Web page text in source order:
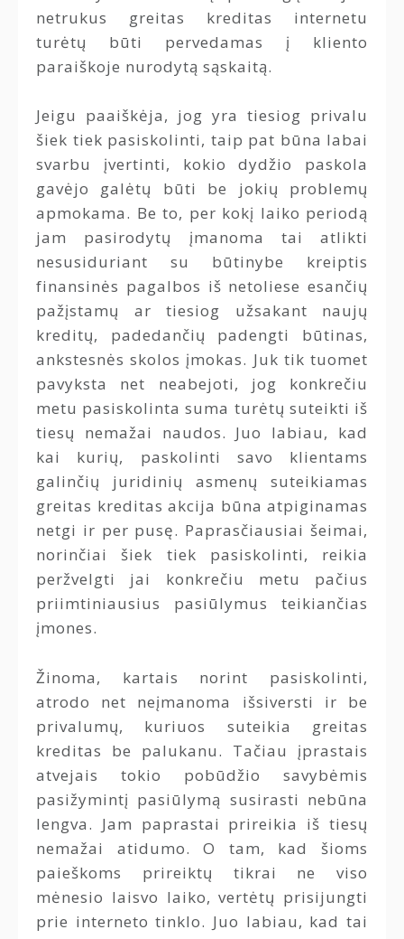
netrukus greitas kreditas internetu
turėtų būti pervedamas į kliento
paraiškoje nurodytą sąskaitą.
Jeigu paaiškėja, jog yra tiesiog privalu
šiek tiek pasiskolinti, taip pat būna labai
svarbu įvertinti, kokio dydžio paskola
gavėjo galėtų būti be jokių problemų
apmokama. Be to, per kokį laiko periodą
jam pasirodytų įmanoma tai atlikti
nesusiduriant su būtinybe kreiptis
finansinės pagalbos iš netoliese esančių
pažįstamų ar tiesiog užsakant naujų
kreditų, padedančių padengti būtinas,
ankstesnės skolos įmokas. Juk tik tuomet
pavyksta net neabejoti, jog konkrečiu
metu pasiskolinta suma turėtų suteikti iš
tiesų nemažai naudos. Juo labiau, kad
kai kurių, paskolinti savo klientams
galinčių juridinių asmenų suteikiamas
greitas kreditas akcija būna atpiginamas
netgi ir per pusę. Paprasčiausiai šeimai,
norinčiai šiek tiek pasiskolinti, reikia
peržvelgti jai konkrečiu metu pačius
priimtiniausius pasiūlymus teikiančias
įmones.
Žinoma, kartais norint pasiskolinti,
atrodo net neįmanoma išsiversti ir be
privalumų, kuriuos suteikia greitas
kreditas be palukanu. Tačiau įprastais
atvejais tokio pobūdžio savybėmis
pasižymintį pasiūlymą susirasti nebūna
lengva. Jam paprastai prireikia iš tiesų
nemažai atidumo. O tam, kad šioms
paieškoms prireiktų tikrai ne viso
mėnesio laisvo laiko, vertėtų prisijungti
prie interneto tinklo. Juo labiau, kad tai